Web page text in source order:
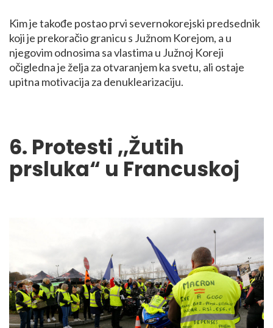
Kim je takođe postao prvi severnokorejski predsednik
koji je prekoračio granicu s Južnom Korejom, a u
njegovim odnosima sa vlastima u Južnoj Koreji
očigledna je želja za otvaranjem ka svetu, ali ostaje
upitna motivacija za denuklearizaciju.
6. Protesti ,,Žutih
prsluka“ u Francuskoj